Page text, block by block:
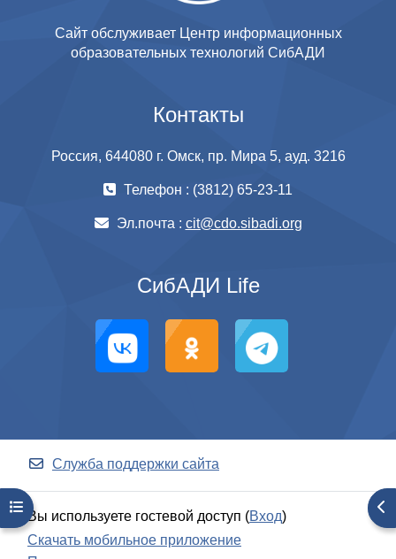
Открыть оглавление курса
Сайт обслуживает Центр информационных
образовательных технологий СибАДИ
Контакты
Россия, 644080 г. Омск, пр. Мира 5, ауд. 3216
Телефон : (3812) 65-23-11
Эл.почта : cit@cdo.sibadi.org
СибАДИ Life
Служба поддержки сайта
Вы используете гостевой доступ (Вход)
Скачать мобильное приложение